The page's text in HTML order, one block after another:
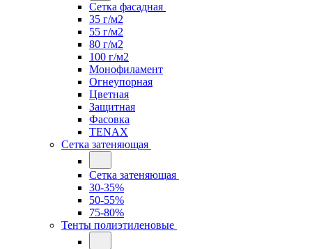
Сетка фасадная
35 г/м2
55 г/м2
80 г/м2
100 г/м2
Монофиламент
Огнеупорная
Цветная
Защитная
Фасовка
TENAX
Сетка затеняющая
Сетка затеняющая
30-35%
50-55%
75-80%
Тенты полиэтиленовые